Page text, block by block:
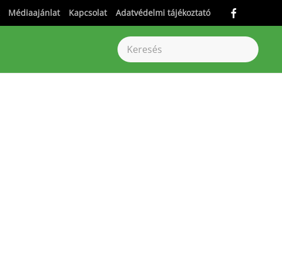
Médiaajánlat Kapcsolat Adatvédelmi tájékoztató